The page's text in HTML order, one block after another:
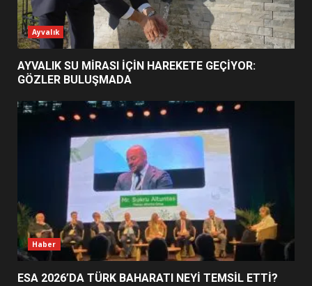
2
ESA 2026’DA TÜRK BAHARATI
NEYİ TEMSİL ETTİ?
EİB’DE KRİTİK ATAMA:
SÜRDÜRÜLEBİLİRLİKTE NE
DEĞİŞECEK?
4
EDREMİT’İN GURURU TÜRKİYE
FİNALİNDE NE BAŞARDI?
Ayvalık
AYVALIK SU MİRASI İÇİN HAREKETE GEÇİYOR:
GÖZLER BULUŞMADA
Haber
ESA 2026’DA TÜRK BAHARATI NEYİ TEMSİL ETTİ?